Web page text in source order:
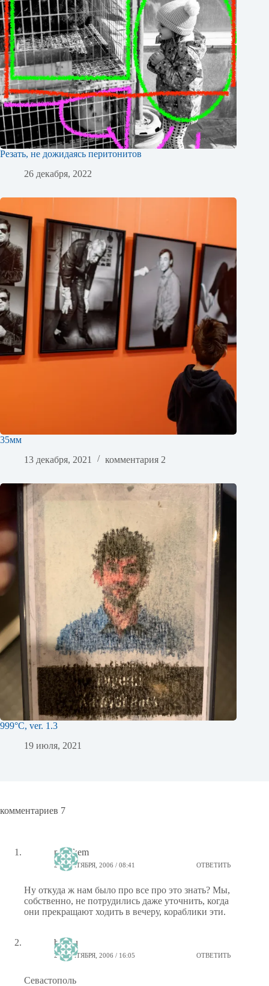
Резать, не дожидаясь перитонитов
26 декабря, 2022
35мм
13 декабря, 2021
комментария 2
999°C, ver. 1.3
19 июля, 2021
комментариев 7
ptiz_kem
25 СЕНТЯБРЯ, 2006 / 08:41 ОТВЕТИТЬ
Ну откуда ж нам было про все про это знать? Мы,
собственно, не потрудились даже уточнить, когда
они прекращают ходить в вечеру, кораблики эти.
borjau
20 СЕНТЯБРЯ, 2006 / 16:05 ОТВЕТИТЬ
Севастополь